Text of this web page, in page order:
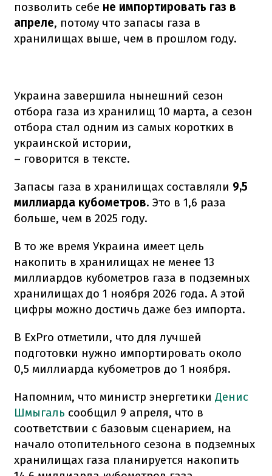
позволить себе не импортировать газ в
апреле, потому что запасы газа в
хранилищах выше, чем в прошлом году.
Украина завершила нынешний сезон
отбора газа из хранилищ 10 марта, а сезон
отбора стал одним из самых коротких в
украинской истории,
– говорится в тексте.
Запасы газа в хранилищах составляли 9,5
миллиарда кубометров. Это в 1,6 раза
больше, чем в 2025 году.
В то же время Украина имеет цель
накопить в хранилищах не менее 13
миллиардов кубометров газа в подземных
хранилищах до 1 ноября 2026 года. А этой
цифры можно достичь даже без импорта.
В ExPro отметили, что для лучшей
подготовки нужно импортировать около
0,5 миллиарда кубометров до 1 ноября.
Напомним, что министр энергетики Денис
Шмыгаль сообщил 9 апреля, что в
соответствии с базовым сценарием, на
начало отопительного сезона в подземных
хранилищах газа планируется накопить